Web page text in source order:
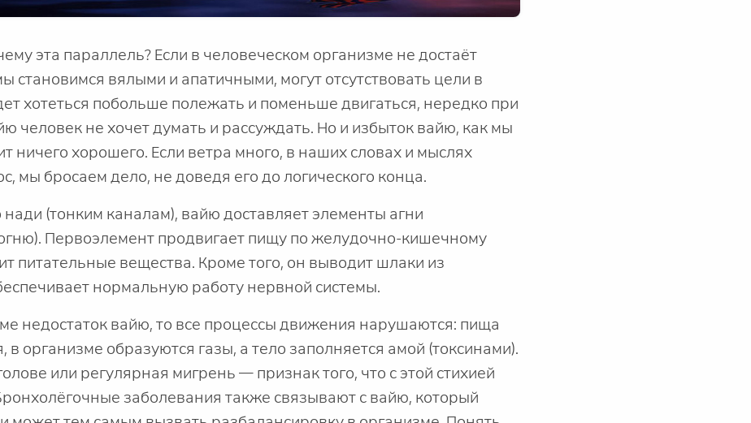
эта параллель? Если в человеческом организме не достаёт
становимся вялыми и апатичными, могут отсутствовать цели в
хотеться побольше полежать и поменьше двигаться, нередко при
человек не хочет думать и рассуждать. Но и избыток вайю, как мы
ничего хорошего. Если ветра много, в наших словах и мыслях
мы бросаем дело, не доведя его до логического конца.
(тонким каналам), вайю доставляет элементы агни
Первоэлемент продвигает пищу по желудочно-кишечному
питательные вещества. Кроме того, он выводит шлаки из
нормальную работу нервной системы.
недостаток вайю, то все процессы движения нарушаются: пища
в организме образуются газы, а тело заполняется амой (токсинами).
или регулярная мигрень — признак того, что с этой стихией
заболевания также связывают с вайю, который